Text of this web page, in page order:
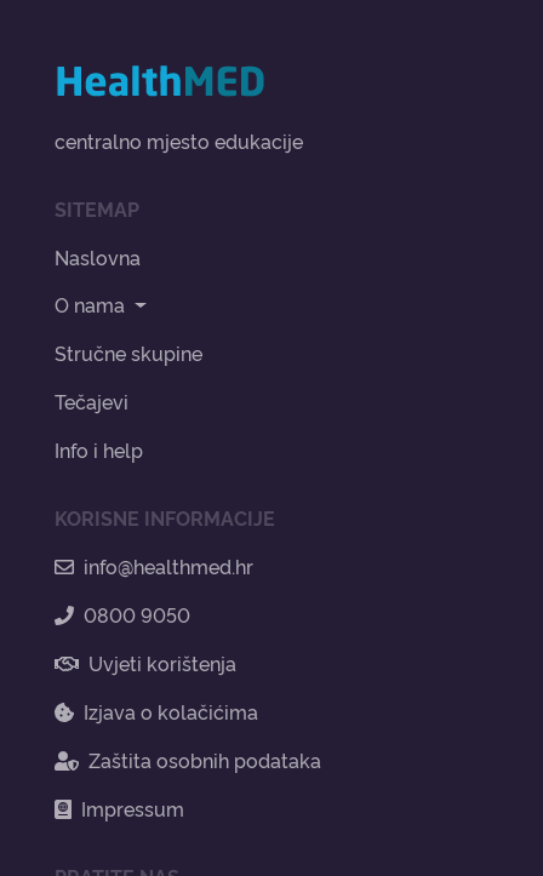
centralno mjesto edukacije
SITEMAP
Naslovna
O nama
Stručne skupine
Tečajevi
Info i help
KORISNE INFORMACIJE
info@healthmed.hr
0800 9050
Uvjeti korištenja
Izjava o kolačićima
Zaštita osobnih podataka
Impressum